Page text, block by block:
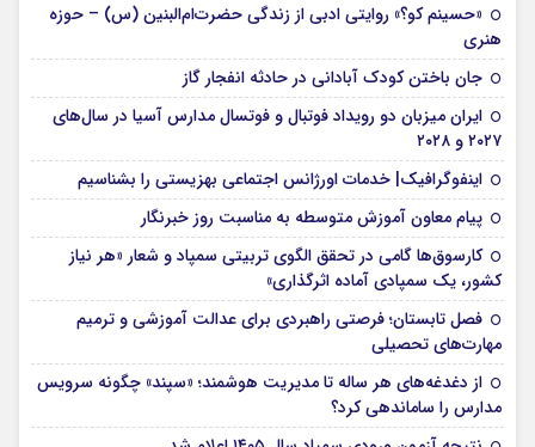
«حسینم کو؟» روایتی ادبی از زندگی حضرت‌ام‌البنین (س) – حوزه
هنری
جان باختن کودک آبادانی در حادثه انفجار گاز
ایران میزبان دو رویداد فوتبال و فوتسال مدارس آسیا در سال‌های
۲۰۲۷ و ۲۰۲۸
اینفوگرافیک| خدمات اورژانس اجتماعی بهزیستی را بشناسیم
پیام معاون آموزش متوسطه به مناسبت روز خبرنگار
کارسوق‌ها گامی در تحقق الگوی تربیتی سمپاد و شعار «هر نیاز
کشور، یک سمپادی آماده اثرگذاری»
فصل تابستان؛ فرصتی راهبردی برای عدالت آموزشی و ترمیم
مهارت‌های تحصیلی
از دغدغه‌های هر ساله تا مدیریت هوشمند؛ «سپند» چگونه سرویس
مدارس را ساماندهی کرد؟